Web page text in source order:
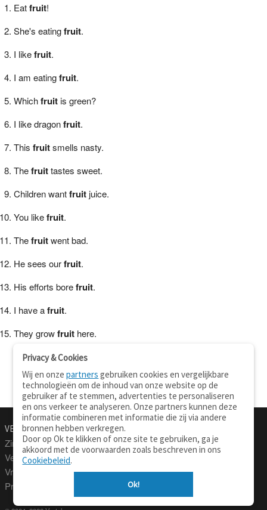
Eatfruit!
She's eatingfruit.
I likefruit.
I am eatingfruit.
Whichfruitis green?
I like dragonfruit.
This fruitsmells nasty.
Thefruittastes sweet.
Children wantfruitjuice.
You likefruit.
Thefruitwent bad.
He sees ourfruit.
His efforts borefruit.
I have afruit.
They growfruithere.
VERTALEN.NU
Zinnen vertalen
Verklarend woordenboek
Vraagbaak
Professionele vertaling
Over deze site
Privacy
Privacy & Cookies
Wij en onzepartners gebruiken cookies en vergelijkbare
technologieën om de inhoud van onze website op de
gebruiker af te stemmen, advertenties te personaliseren
en ons verkeer te analyseren. Onze partners kunnen deze
informatie combineren met informatie die zij via andere
bronnen hebben verkregen.
Door op Ok te klikken of onze site te gebruiken, ga je
akkoord met de voorwaarden zoals beschreven in ons
Cookiebeleid.
Ok!